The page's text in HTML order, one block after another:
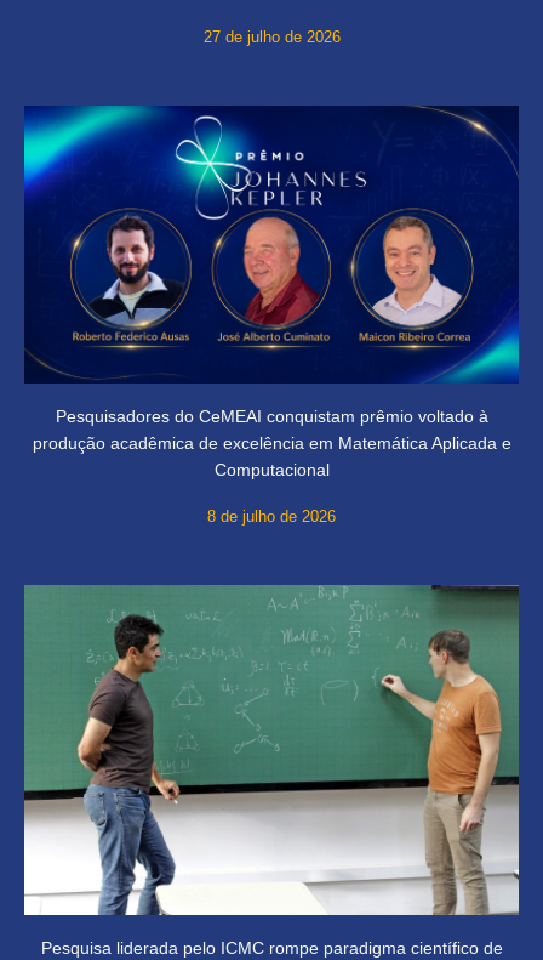
27 de julho de 2026
Pesquisadores do CeMEAI conquistam prêmio voltado à
produção acadêmica de excelência em Matemática Aplicada e
Computacional
8 de julho de 2026
Pesquisa liderada pelo ICMC rompe paradigma científico de